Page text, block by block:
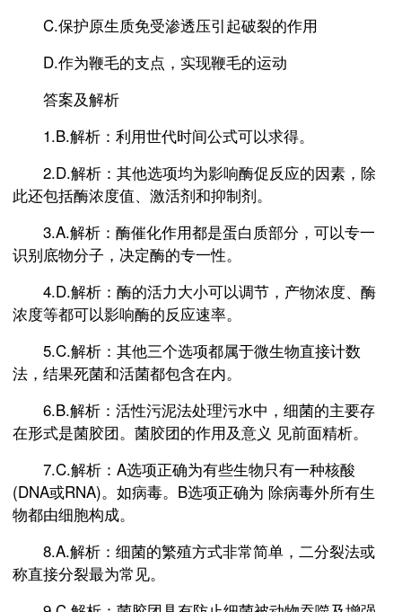
C.保护原生质免受渗透压引起破裂的作用
D.作为鞭毛的支点，实现鞭毛的运动
答案及解析
1.B.解析：利用世代时间公式可以求得。
2.D.解析：其他选项均为影响酶促反应的因素，除
此还包括酶浓度值、激活剂和抑制剂。
3.A.解析：酶催化作用都是蛋白质部分，可以专一
识别底物分子，决定酶的专一性。
4.D.解析：酶的活力大小可以调节，产物浓度、酶
浓度等都可以影响酶的反应速率。
5.C.解析：其他三个选项都属于微生物直接计数
法，结果死菌和活菌都包含在内。
6.B.解析：活性污泥法处理污水中，细菌的主要存
在形式是菌胶团。菌胶团的作用及意义 见前面精析。
7.C.解析：A选项正确为有些生物只有一种核酸
(DNA或RNA)。如病毒。B选项正确为 除病毒外所有生
物都由细胞构成。
8.A.解析：细菌的繁殖方式非常简单，二分裂法或
称直接分裂最为常见。